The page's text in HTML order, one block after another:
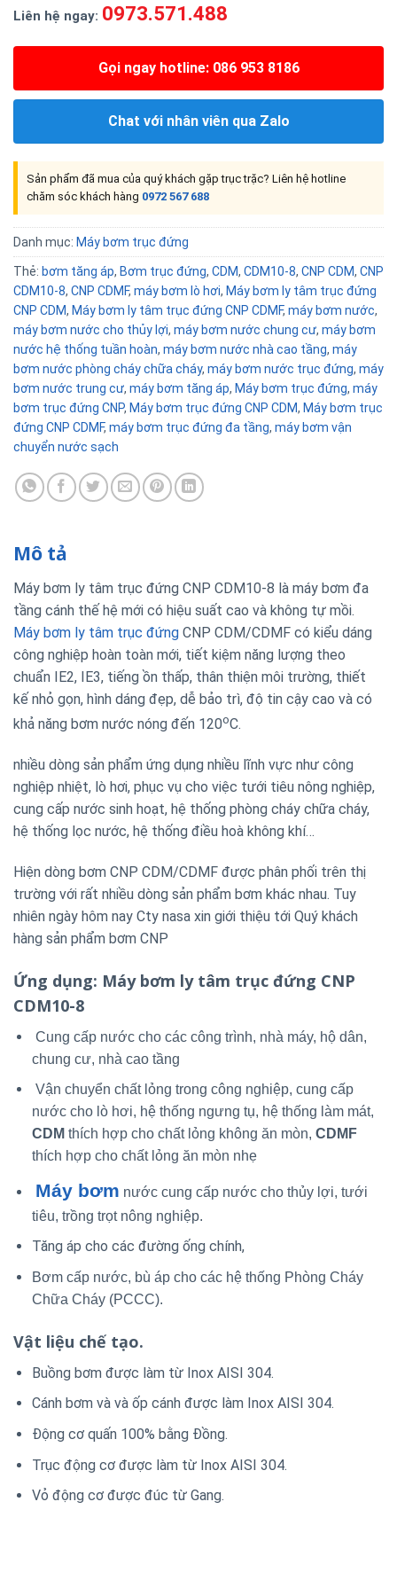
Liên hệ ngay: 0973.571.488
Gọi ngay hotline: 086 953 8186
Chat với nhân viên qua Zalo
Sản phẩm đã mua của quý khách gặp trục trặc? Liên hệ hotline
chăm sóc khách hàng 0972 567 688
Danh mục: Máy bơm trục đứng
Thẻ: bơm tăng áp, Bơm trục đứng, CDM, CDM10-8, CNP CDM, CNP
CDM10-8, CNP CDMF, máy bơm lò hơi, Máy bơm ly tâm trục đứng
CNP CDM, Máy bơm ly tâm trục đứng CNP CDMF, máy bơm nước,
máy bơm nước cho thủy lợi, máy bơm nước chung cư, máy bơm
nước hệ thống tuần hoàn, máy bơm nước nhà cao tầng, máy
bơm nước phòng cháy chữa cháy, máy bơm nước trục đứng, máy
bơm nước trung cư, máy bơm tăng áp, Máy bơm trục đứng, máy
bơm trục đứng CNP, Máy bơm trục đứng CNP CDM, Máy bơm trục
đứng CNP CDMF, máy bơm trục đứng đa tầng, máy bơm vận
chuyển nước sạch
Mô tả
Máy bơm ly tâm trục đứng CNP CDM10-8 là máy bơm đa
tầng cánh thế hệ mới có hiệu suất cao và không tự mồi.
Máy bơm ly tâm trục đứng CNP CDM/CDMF có kiểu dáng
công nghiệp hoàn toàn mới, tiết kiệm năng lượng theo
chuẩn IE2, IE3, tiếng ồn thấp, thân thiện môi trường, thiết
kế nhỏ gọn, hình dáng đẹp, dễ bảo trì, độ tin cậy cao và có
khả năng bơm nước nóng đến 120oC.
nhiều dòng sản phẩm ứng dụng nhiều lĩnh vực như công
nghiệp nhiệt, lò hơi, phục vụ cho việc tưới tiêu nông nghiệp,
cung cấp nước sinh hoạt, hệ thống phòng cháy chữa cháy,
hệ thống lọc nước, hệ thống điều hoà không khí…
Hiện dòng bơm CNP CDM/CDMF được phân phối trên thị
trường với rất nhiều dòng sản phẩm bơm khác nhau. Tuy
nhiên ngày hôm nay Cty nasa xin giới thiệu tới Quý khách
hàng sản phẩm bơm CNP
Ứng dụng: Máy bơm ly tâm trục đứng CNP
CDM10-8
Cung cấp nước cho các công trình, nhà máy, hộ dân,
chung cư, nhà cao tầng
Vận chuyển chất lỏng trong công nghiệp, cung cấp
nước cho lò hơi, hệ thống ngưng tụ, hệ thống làm mát,
CDM thích hợp cho chất lỏng không ăn mòn, CDMF
thích hợp cho chất lỏng ăn mòn nhẹ
Máy bơm nước cung cấp nước cho thủy lợi, tưới
tiêu, trồng trọt nông nghiệp.
Tăng áp cho các đường ống chính,
Bơm cấp nước, bù áp cho các hệ thống Phòng Cháy
Chữa Cháy (PCCC).
Vật liệu chế tạo.
Buồng bơm được làm từ Inox AISI 304.
Cánh bơm và và ốp cánh được làm Inox AISI 304.
Động cơ quấn 100% bằng Đồng.
Trục động cơ được làm từ Inox AISI 304.
Vỏ động cơ được đúc từ Gang.